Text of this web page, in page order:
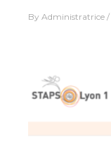
By Administratrice